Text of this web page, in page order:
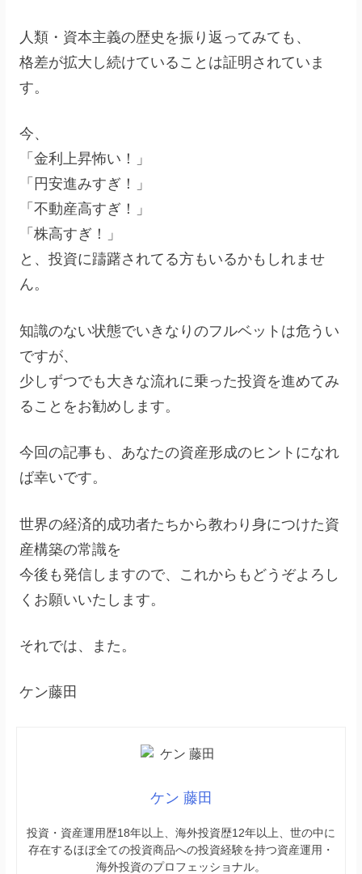
人類・資本主義の歴史を振り返ってみても、
格差が拡大し続けていることは証明されていま
す。
今、
「金利上昇怖い！」
「円安進みすぎ！」
「不動産高すぎ！」
「株高すぎ！」
と、投資に躊躇されてる方もいるかもしれませ
ん。
知識のない状態でいきなりのフルベットは危うい
ですが、
少しずつでも大きな流れに乗った投資を進めてみ
ることをお勧めします。
今回の記事も、あなたの資産形成のヒントになれ
ば幸いです。
世界の経済的成功者たちから教わり身につけた資
産構築の常識を
今後も発信しますので、これからもどうぞよろし
くお願いいたします。
それでは、また。
ケン藤田
ケン 藤田
投資・資産運用歴18年以上、海外投資歴12年以上、世の中に
存在するほぼ全ての投資商品への投資経験を持つ資産運用・
海外投資のプロフェッショナル。